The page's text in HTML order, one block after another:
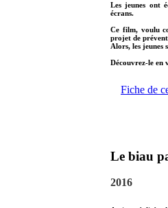
Les jeunes ont
écrans.
Ce film, voulu
projet de
Alors, les jeunes
Découvrez-le en
Fiche de
Le biau
2016